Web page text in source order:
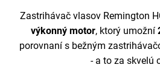
Zastrihávač vlasov Remington
výkonný motor, ktorý umožní
porovnaní s bežným
- a to za skvelú